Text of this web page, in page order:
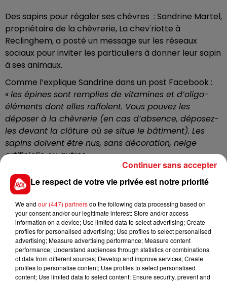
Des sapins pour régaler ses chèvres : Sandrine Martel,
propriétaire de la chèvrerie, La chev'riotte à
Reclinghem, a posté un message sur les réseaux
sociaux pour inviter les particuliers à donner leur sapin
à ses animaux.
Comme l’explique Sandrine dans un post Facebook :
«les épines sont remplies de vitamines et d’oligo-
éléments dont elles raffolent. Vous pouvez les
déposer à la chèvrerie (en cas d’absence, déposez-
les devant la clôture où se situe le bâtiment). Les
sapins doivent être nus, sans décoration, neige
artificielle ou autres».
Un post partagé à ce jour plus de 6 500 fois. Une
visibilité qui permet de faire à la chèvrerie de faire
découvrir son activité à de potentiels clients !
La chev'riotteest située rue de Riotte, à Reclinghem.
FIL D'ACTUS
Le respect de votre vie privée est notre priorité
We and our (447) partnersdo the following data processing based on
your consent and/or our legitimate interest: Store and/or access
information on a device; Use limited data to select advertising; Create
profiles for personalised advertising; Use profiles to select personalised
advertising; Measure advertising performance; Measure content
performance; Understand audiences through statistics or combinations
of data from different sources; Develop and improve services; Create
profiles to personalise content; Use profiles to select personalised
content; Use limited data to select content; Ensure security, prevent and
Continuer sans accepter